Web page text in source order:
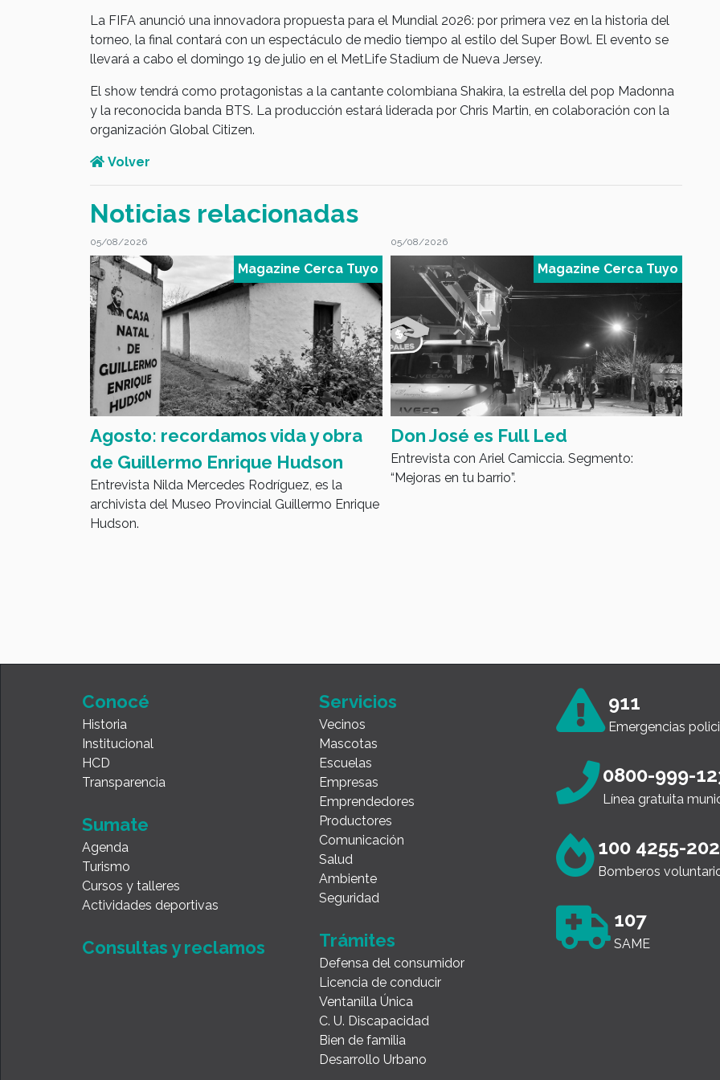
La FIFA anunció una innovadora propuesta para el Mundial 2026: por primera vez en la historia del
torneo, la final contará con un espectáculo de medio tiempo al estilo del Super Bowl. El evento se
llevará a cabo el domingo 19 de julio en el MetLife Stadium de Nueva Jersey.
El show tendrá como protagonistas a la cantante colombiana Shakira, la estrella del pop Madonna
y la reconocida banda BTS. La producción estará liderada por Chris Martin, en colaboración con la
organización Global Citizen.
Volver
Noticias relacionadas
05/08/2026
Magazine Cerca Tuyo
Don José es Full Led
Entrevista con Ariel Camiccia. Segmento:
“Mejoras en tu barrio”.
04/08/2026
Magazine Cerca Tuyo
Luciano Testa de "Bicicletas
Futura": La industria varelense
que fomenta la movilidad
Conocé
Historia
Institucional
HCD
Transparencia
Sumate
Agenda
Turismo
Cursos y talleres
Actividades deportivas
Consultas y reclamos
Servicios
Vecinos
Mascotas
Escuelas
Empresas
Emprendedores
Productores
Comunicación
Salud
Ambiente
Seguridad
Trámites
Defensa del consumidor
Licencia de conducir
Ventanilla Única
C. U. Discapacidad
Bien de familia
Desarrollo Urbano
911
Emergencias
0800-999-
Línea gratuita
100 4255-
Bomberos
107
SAME